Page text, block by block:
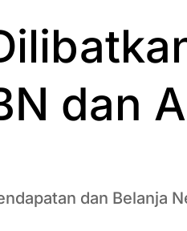
dan
dan Belanja